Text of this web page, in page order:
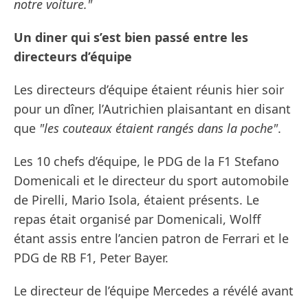
notre voiture."
Un diner qui s’est bien passé entre les
directeurs d’équipe
Les directeurs d’équipe étaient réunis hier soir
pour un dîner, l’Autrichien plaisantant en disant
que "les couteaux étaient rangés dans la poche".
Les 10 chefs d’équipe, le PDG de la F1 Stefano
Domenicali et le directeur du sport automobile
de Pirelli, Mario Isola, étaient présents. Le
repas était organisé par Domenicali, Wolff
étant assis entre l’ancien patron de Ferrari et le
PDG de RB F1, Peter Bayer.
Le directeur de l’équipe Mercedes a révélé avant